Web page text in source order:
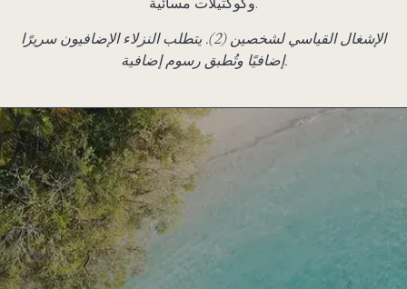
الإشغال القياسي لشخصين (2). يتطلب النزلاء الإضافيون سريرًا
إضافيًا وتُطبق رسوم إضافية.